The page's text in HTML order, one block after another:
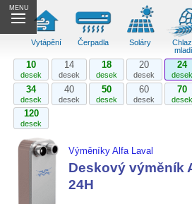
MENU
Vytápění Čerpadla Soláry
10
desek
14
desek
18
desek
20
desek
24
desek
34
desek
40
desek
50
desek
60
desek
70
desek
120
desek
Výměníky Alfa Laval
Deskový výměník
24H